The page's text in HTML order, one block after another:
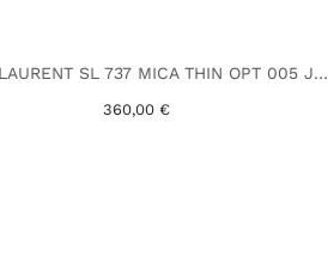
SAINT LAURENT SL 737 MICA THIN OPT 005 JAUNE
360,00 €